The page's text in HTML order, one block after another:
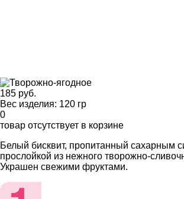
185 руб.
Вес изделия: 120 гр
0
товар отсутствует в корзине
Белый бисквит, пропитанный сахарным
прослойкой из нежного творожно-
Украшен свежими фруктами.